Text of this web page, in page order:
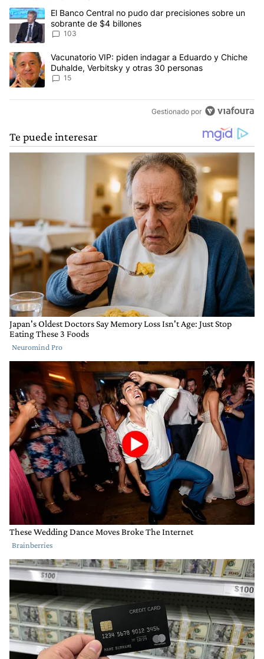
Este listado muestra los artículos con más comentarios en los
Un artículo de tendencia con el título "El Banco Central no pudo
El Banco Central no pudo dar precisiones sobre un
sobrante de $4 billones
103
Un artículo de tendencia con el título "Vacunatorio VIP: piden
Vacunatorio VIP: piden indagar a Eduardo y Chiche
Duhalde, Verbitsky y otras 30 personas
15
Gestionado por